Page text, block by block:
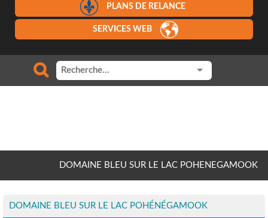
PLANS DE RELANCE
SERVICES WEB
DOMAINE BLEU SUR LE LAC POHENEGAMOOK
DOMAINE BLEU SUR LE LAC POHÉNÉGAMOOK